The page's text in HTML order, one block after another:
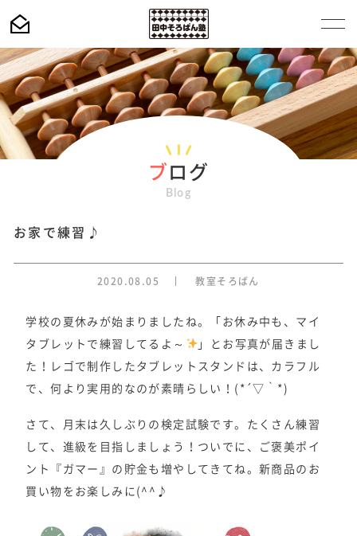
ブ ログ
Blog
お家で練習♪
2020.08.05 教室そろばん
学校の夏休みが始まりましたね。「お休み中も、マイ
タブレットで練習してるよ～
」とお写真が届きまし
た！レゴで制作したタブレットスタンドは、カラフル
で、何より実用的なのが素晴らしい！(*´▽｀*)
さて、月末は久しぶりの検定試験です。たくさん練習
して、進級を目指しましょう！ついでに、ご褒美ポイ
ント『ガマー』の貯金も増やしてきてね。新商品のお
買い物をお楽しみに(^^♪